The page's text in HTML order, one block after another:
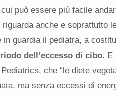
può essere più facile
anche e soprattutto
in guardia il pediatra, a
dell’eccesso di cibo. E
che “le diete
ma senza eccessi di